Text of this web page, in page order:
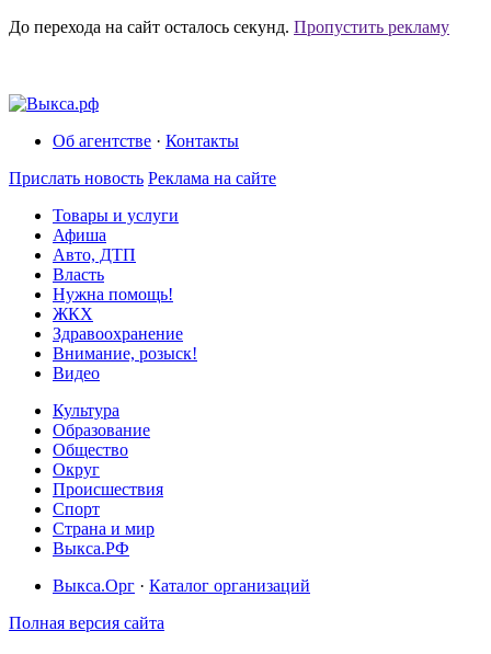
До перехода на сайт осталось секунд. Пропустить рекламу
Об агентстве · Контакты
Прислать новость Реклама на сайте
Товары и услуги
Афиша
Авто, ДТП
Власть
Нужна помощь!
ЖКХ
Здравоохранение
Внимание, розыск!
Видео
Культура
Образование
Общество
Округ
Происшествия
Спорт
Страна и мир
Выкса.РФ
Выкса.Орг · Каталог организаций
Полная версия сайта